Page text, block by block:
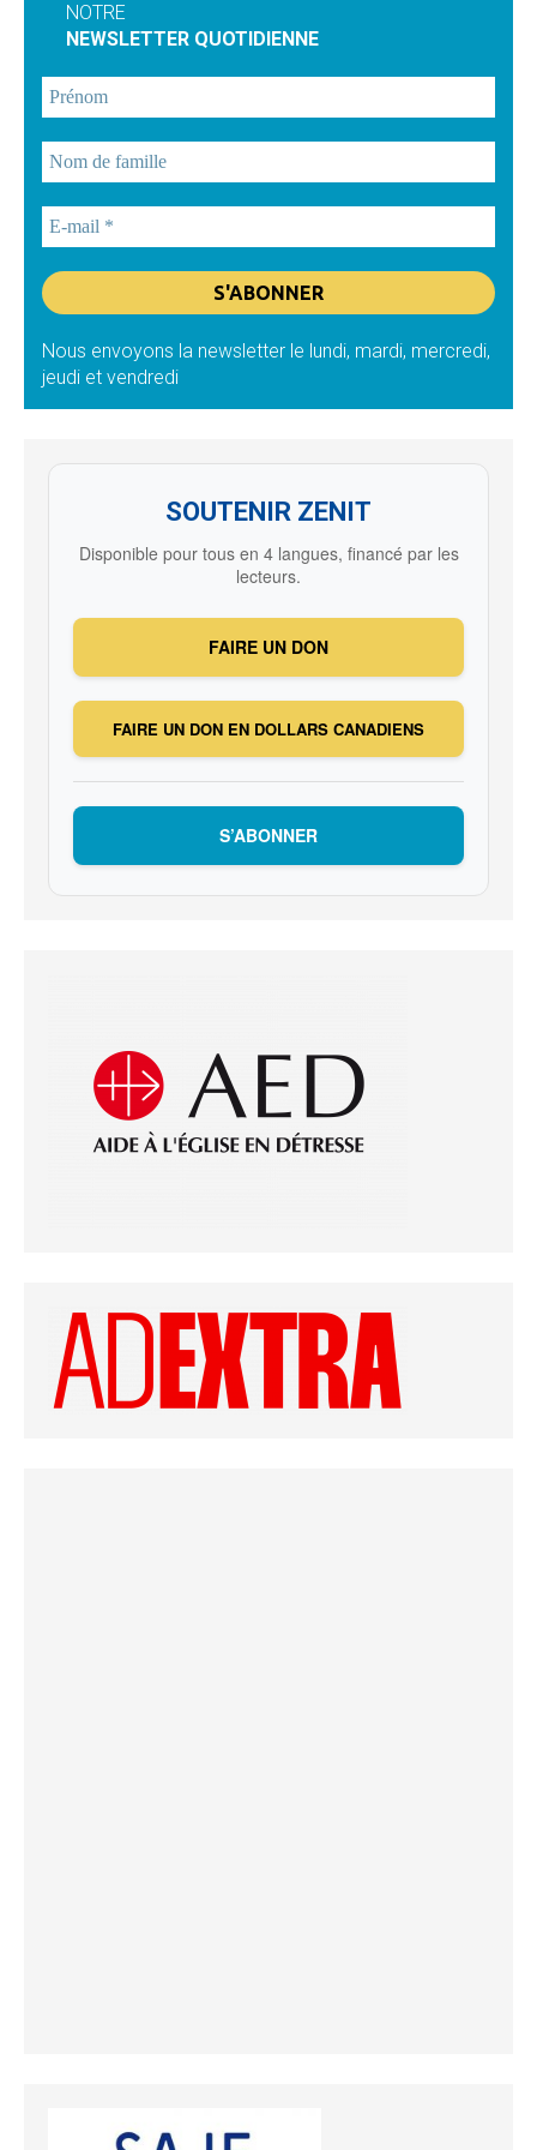
NOTRE
NEWSLETTER QUOTIDIENNE
Nous envoyons la newsletter le lundi, mardi, mercredi,
jeudi et vendredi
SOUTENIR ZENIT
Disponible pour tous en 4 langues, financé par les
lecteurs.
FAIRE UN DON
FAIRE UN DON EN DOLLARS CANADIENS
S’ABONNER